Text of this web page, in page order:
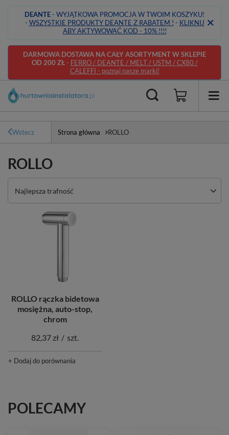
DEANTE- WYJĄTKOWA PROMOCJA W TWOIM KOSZYKU!
- WSZYSTKIE PRODUKTY DEANTE Z RABATEM ! - KLIKNIJ
ABY AKTYWOWAĆ KOD - 10% !!!!
DARMOWA DOSTAWA NA CAŁY ASORTYMENT W SKLEPIE
OD 200 ZŁ- FERRO / DEANTE / MELT / USTM / CX80 /
CALEFFI - poznaj nasze marki!
Wstecz Strona główna ROLLO
ROLLO
Zmień sortowanie
Najlepsza trafność
ROLLO rączka bidetowa
mosiężna, auto-stop,
chrom
82,37 zł / szt.
+ Dodaj do porównania
POLECAMY